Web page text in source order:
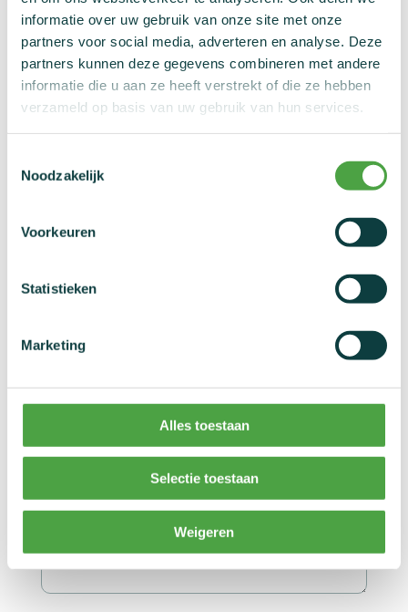
informatie over uw gebruik van onze site met onze
partners voor social media, adverteren en analyse. Deze
partners kunnen deze gegevens combineren met andere
informatie die u aan ze heeft verstrekt of die ze hebben
verzameld op basis van uw gebruik van hun services.
Noodzakelijk
Voorkeuren
Statistieken
Marketing
Alles toestaan
Selectie toestaan
Weigeren
Over welke sporttak gaat het?
Wie zijn hierbij betrokken?
Het je dit zelf waargenomen